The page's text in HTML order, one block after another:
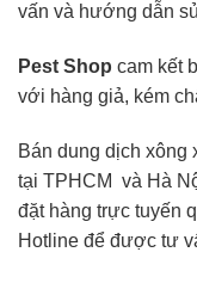
vấn và hướng dẫn
Pest Shop cam kết
với hàng giả, kém
Bán dung dịch
tại TPHCM và Hà
đặt hàng trực tuyến
Hotline để được tư